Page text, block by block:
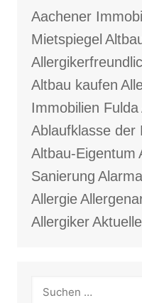
Aachener
Mietspiegel
Altbau kaufen
Immobilien Fulda
Ablaufklasse der
Altbau-Eigentum
Sanierung
Allergie
Allergiker